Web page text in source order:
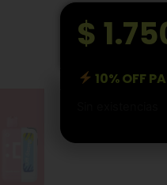
$
10% OFF